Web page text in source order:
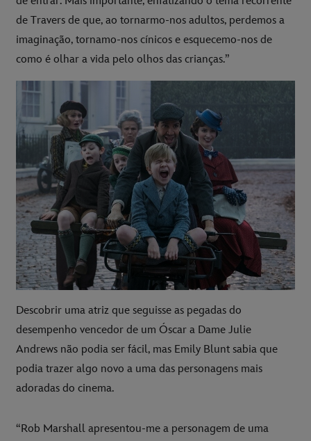
de Travers de que, ao tornarmo-nos adultos, perdemos a
imaginação, tornamo-nos cínicos e esquecemo-nos de
como é olhar a vida pelo olhos das crianças.”
Descobrir uma atriz que seguisse as pegadas do
desempenho vencedor de um Óscar a Dame Julie
Andrews não podia ser fácil, mas Emily Blunt sabia que
podia trazer algo novo a uma das personagens mais
adoradas do cinema.
“Rob Marshall apresentou-me a personagem de uma